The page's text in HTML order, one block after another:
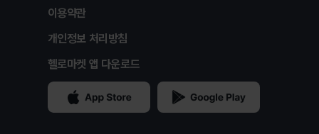
이용약관
개인정보 처리방침
헬로마켓 앱 다운로드